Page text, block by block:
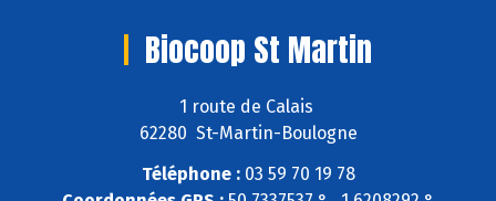
Biocoop St Martin
1 route de Calais
62280 St-Martin-Boulogne
Téléphone :03 59 70 19 78